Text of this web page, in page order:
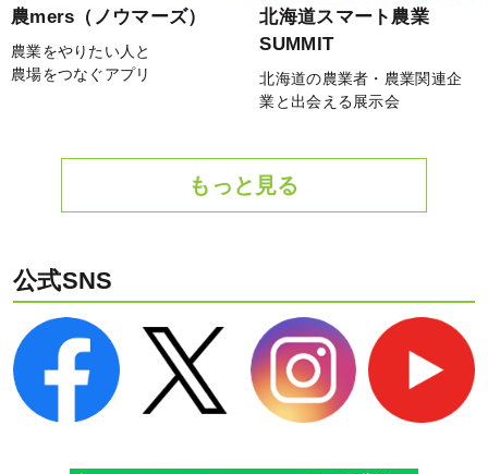
農mers（ノウマーズ）
農業をやりたい人と
農場をつなぐアプリ
北海道スマート農業
SUMMIT
北海道の農業者・農業関連企
業と出会える展示会
もっと見る
公式SNS